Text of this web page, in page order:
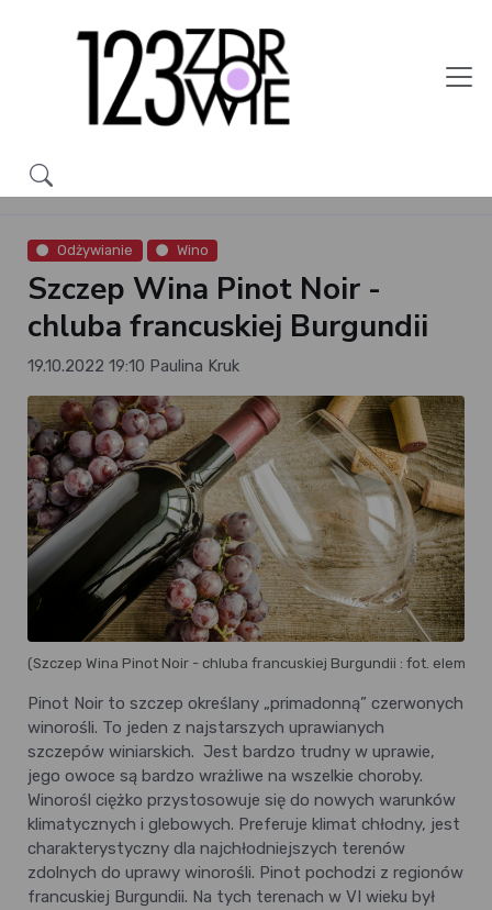
Odżywianie Wino
Szczep Wina Pinot Noir -
chluba francuskiej Burgundii
19.10.2022 19:10 Paulina Kruk
(Szczep Wina Pinot Noir - chluba francuskiej Burgundii : fot.
Pinot Noir to szczep określany „primadonną” czerwonych
winorośli. To jeden z najstarszych uprawianych
szczepów winiarskich. Jest bardzo trudny w uprawie,
jego owoce są bardzo wrażliwe na wszelkie choroby.
Winorośl ciężko przystosowuje się do nowych warunków
klimatycznych i glebowych. Preferuje klimat chłodny, jest
charakterystyczny dla najchłodniejszych terenów
zdolnych do uprawy winorośli. Pinot pochodzi z regionów
francuskiej Burgundii. Na tych terenach w VI wieku był